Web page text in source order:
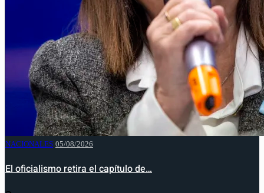
NACIONALES 05/08/2026
El oficialismo retira el capítulo de…